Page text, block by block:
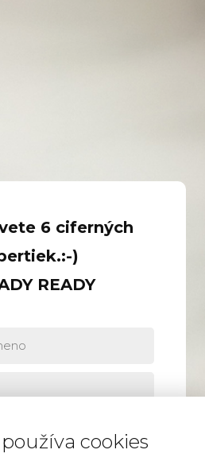
6 ciferných
)
READY
sa cookies